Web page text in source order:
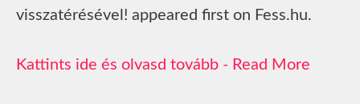
visszatérésével! appeared first on Fess.hu.
Read More